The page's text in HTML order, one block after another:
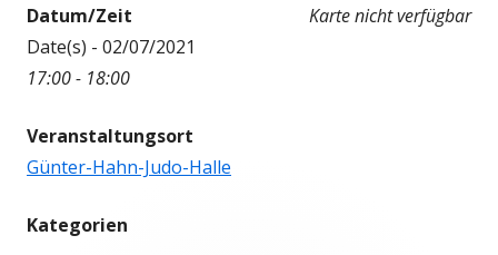
Karte nicht verfügbar
Datum/Zeit
Date(s) - 02/07/2021
17:00 - 18:00
Veranstaltungsort
Günter-Hahn-Judo-Halle
Kategorien